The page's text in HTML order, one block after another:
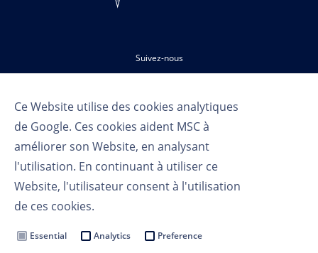
Ce Website utilise des cookies analytiques
de Google. Ces cookies aident MSC à
améliorer son Website, en analysant
l'utilisation. En continuant à utiliser ce
Website, l'utilisateur consent à l'utilisation
de ces cookies.
Essential Analytics Preference
Suivez-nous
Cookie Settings